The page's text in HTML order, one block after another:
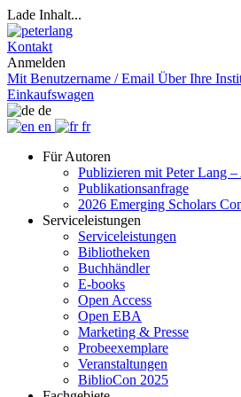
Lade Inhalt...
Kontakt
Anmelden
Mit Benutzername / Email Über Ihre
Einkaufswagen
de
en
fr
Für Autoren
Publizieren mit Peter Lang
Publikationsanfrage
2026 Emerging Scholars
Serviceleistungen
Serviceleistungen
Bibliotheken
Buchhändler
E-books
Open Access
Open EBA
Marketing & Presse
Probeexemplare
Veranstaltungen
BiblioCon 2025